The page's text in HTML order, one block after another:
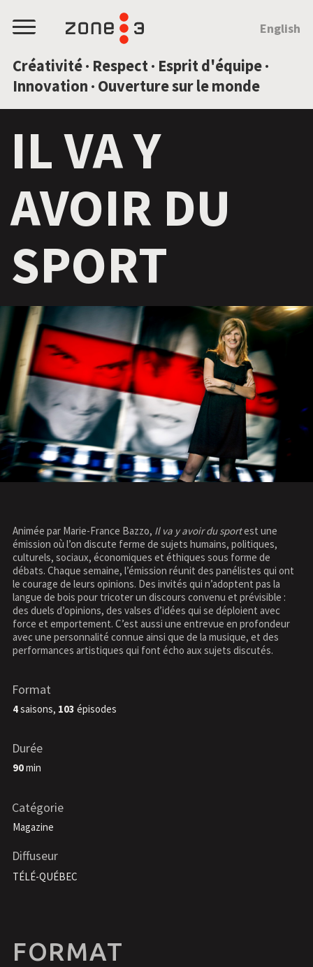
Menu
Créativité · Respect · Esprit d'équipe ·
Innovation · Ouverture sur le monde
English
IL VA Y
AVOIR DU
SPORT
Animée par Marie-France Bazzo, Il va y avoir du sportest une
émission où l’on discute ferme de sujets humains, politiques,
culturels, sociaux, économiques et éthiques sous forme de
débats. Chaque semaine, l’émission réunit des panélistes qui ont
le courage de leurs opinions. Des invités qui n’adoptent pas la
langue de bois pour tricoter un discours convenu et prévisible :
des duels d’opinions, des valses d’idées qui se déploient avec
force et emportement. C’est aussi une entrevue en profondeur
avec une personnalité connue ainsi que de la musique, et des
performances artistiques qui font écho aux sujets discutés.
Format
4saisons, 103 épisodes
Durée
90min
Catégorie
Magazine
Diffuseur
TÉLÉ-QUÉBEC
FORMAT